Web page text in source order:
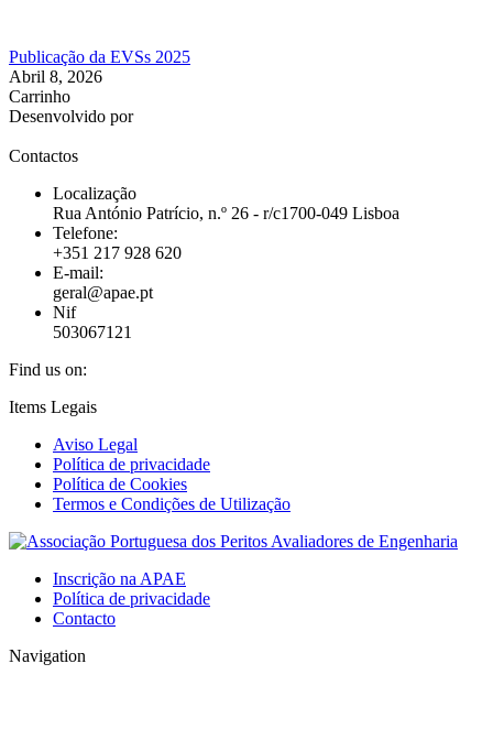
Publicação da EVSs 2025
Abril 8, 2026
Carrinho
Desenvolvido por
Contactos
Localização
Rua António Patrício, n.º 26 - r/c1700-049 Lisboa
Telefone:
+351 217 928 620
E-mail:
geral@apae.pt
Nif
503067121
Find us on:
Facebook
opens
new
window
X
opens
new
window
Skype
opens
new
window
Mail
opens
new
window
Website
opens
new
window
Items Legais
Aviso Legal
Política de privacidade
Política de Cookies
Termos e Condições de Utilização
Inscrição na APAE
Política de privacidade
Contacto
Navigation